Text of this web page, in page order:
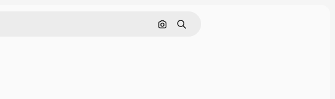
Zoeken op afbeelding
Zoeken